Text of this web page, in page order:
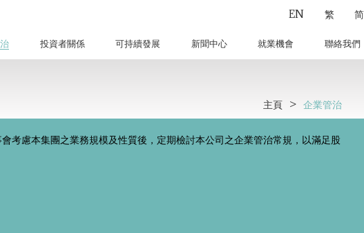
投資者關係 可持續發展 新聞中心 就業機會 聯絡我們
EN 繁 简
主頁 > 企業管治
考慮本集團之業務規模及性質後，定期檢討本公司之企業管治常規，以滿足股